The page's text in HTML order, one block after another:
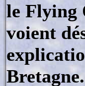
le Flying
voient